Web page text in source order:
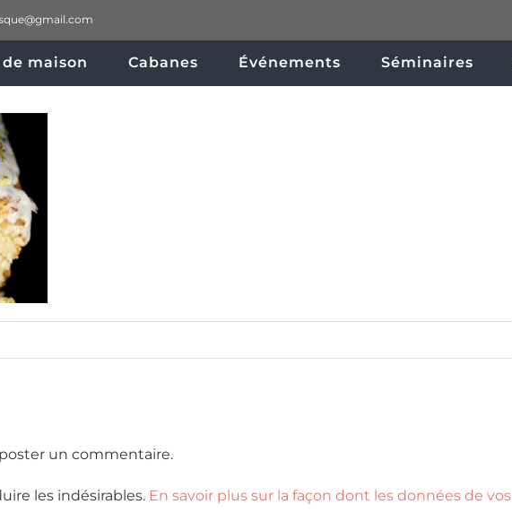
maison Cabanes Événements Séminaires
un commentaire.
les indésirables. En savoir plus sur la façon dont les données de vos